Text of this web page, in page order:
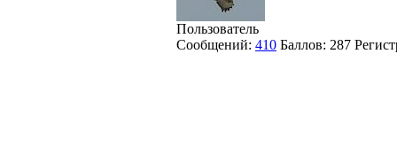
Пользователь
Сообщений: 410 Баллов: 287